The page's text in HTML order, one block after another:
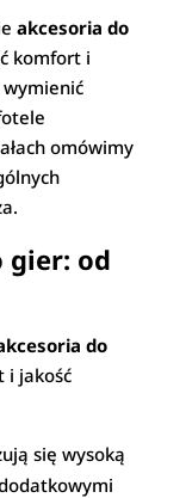
akcesoria do
komfort i
omówimy
gier: od
do
i jakość
się wysoką